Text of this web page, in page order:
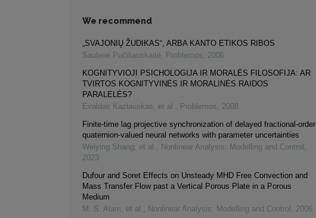
We recommend
„SVAJONIŲ ŽUDIKAS“, ARBA KANTO ETIKOS RIBOS
Saulenė Pučiliauskaitė, Problemos, 2006
KOGNITYVIOJI PSICHOLOGIJA IR MORALĖS FILOSOFIJA: AR
TVIRTOS KOGNITYVINĖS IR MORALINĖS RAIDOS
PARALELĖS?
Evaldas Kazlauskas, et al. , Problemos, 2008
Finite-time lag projective synchronization of delayed fractional-order
quaternion-valued neural networks with parameter uncertainties
Weiying Shang, et al. , Nonlinear Analysis: Modelling and Control ,
2023
Dufour and Soret Effects on Unsteady MHD Free Convection and
Mass Transfer Flow past a Vertical Porous Plate in a Porous
Medium
M. S. Alam, et al. , Nonlinear Analysis: Modelling and Control , 2006